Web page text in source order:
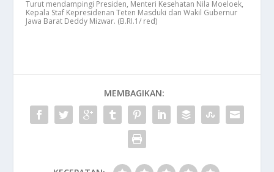
Turut mendampingi Presiden, Menteri Kesehatan Nila Moeloek,
Kepala Staf Kepresidenan Teten Masduki dan Wakil Gubernur
Jawa Barat Deddy Mizwar. (B.RI.1/ red)
MEMBAGIKAN: